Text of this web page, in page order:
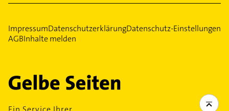
ImpressumDatenschutzerklärungDatenschutz-Einstellungen
AGBInhalte melden